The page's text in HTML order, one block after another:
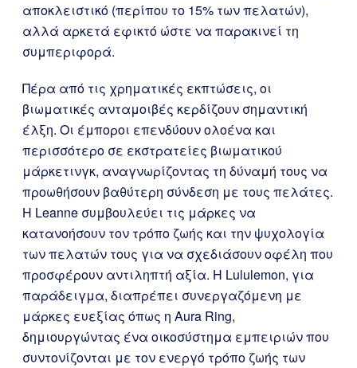
αποκλειστικό (περίπου το 15% των πελατών),
αλλά αρκετά εφικτό ώστε να παρακινεί τη
συμπεριφορά.
Πέρα από τις χρηματικές εκπτώσεις, οι
βιωματικές ανταμοιβές κερδίζουν σημαντική
έλξη. Οι έμποροι επενδύουν ολοένα και
περισσότερο σε εκστρατείες βιωματικού
μάρκετινγκ, αναγνωρίζοντας τη δύναμή τους να
προωθήσουν βαθύτερη σύνδεση με τους πελάτες.
Η Leanne συμβουλεύει τις μάρκες να
κατανοήσουν τον τρόπο ζωής και την ψυχολογία
των πελατών τους για να σχεδιάσουν οφέλη που
προσφέρουν αντιληπτή αξία. Η Lululemon, για
παράδειγμα, διαπρέπει συνεργαζόμενη με
μάρκες ευεξίας όπως η Aura Ring,
δημιουργώντας ένα οικοσύστημα εμπειριών που
συντονίζονται με τον ενεργό τρόπο ζωής των